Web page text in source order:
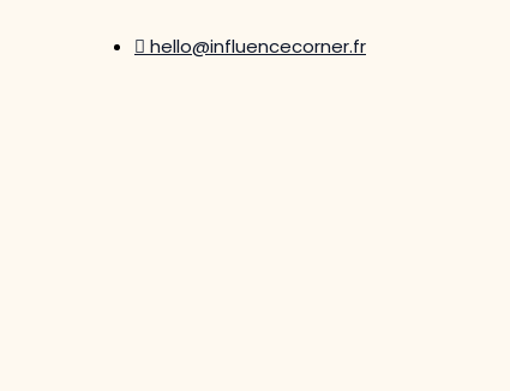
hello@influencecorner.fr